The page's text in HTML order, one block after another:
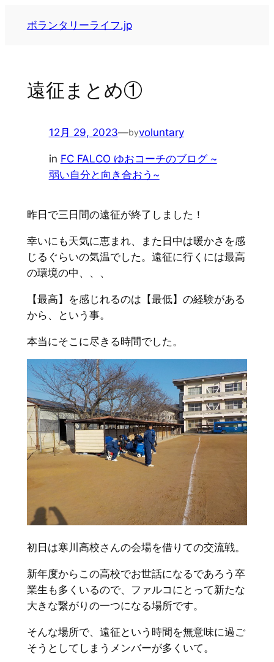
ボランタリーライフ.jp
遠征まとめ①
12月 29, 2023—byvoluntary
in FC FALCO ゆおコーチのブログ ~
弱い自分と向き合おう~
昨日で三日間の遠征が終了しました！
幸いにも天気に恵まれ、また日中は暖かさを感
じるぐらいの気温でした。遠征に行くには最高
の環境の中、、、
【最高】を感じれるのは【最低】の経験がある
から、という事。
本当にそこに尽きる時間でした。
初日は寒川高校さんの会場を借りての交流戦。
新年度からこの高校でお世話になるであろう卒
業生も多くいるので、ファルコにとって新たな
大きな繋がりの一つになる場所です。
そんな場所で、遠征という時間を無意味に過ご
そうとしてしまうメンバーが多くいて。